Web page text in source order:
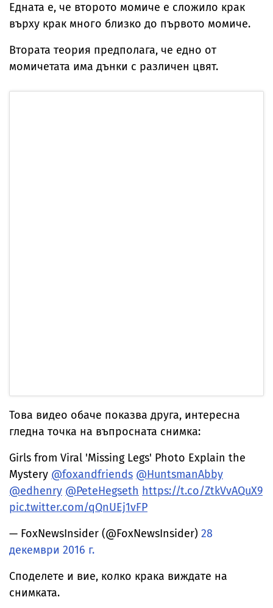
Едната е, че второто момиче е сложило крак
върху крак много близко до първото момиче.
Втората теория предполага, че едно от
момичетата има дънки с различен цвят.
Това видео обаче показва друга, интересна
гледна точка на въпросната снимка:
Girls from Viral 'Missing Legs' Photo Explain the
Mystery @foxandfriends @HuntsmanAbby
@edhenry @PeteHegseth https://t.co/ZtkVvAQuX9
pic.twitter.com/qQnUEj1vFP
— FoxNewsInsider (@FoxNewsInsider) 28
декември 2016 г.
Споделете и вие, колко крака виждате на
снимката.